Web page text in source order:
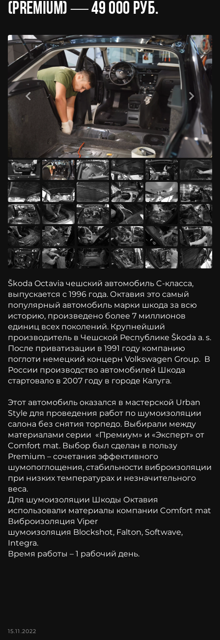
(PREMIUM) — 49 000 руб.
Škoda Octavia чешский автомобиль C-класса,
выпускается с 1996 года. Октавия это самый
популярный автомобиль марки шкода за всю
историю, произведено более 7 миллионов
единиц всех поколений. Крупнейший
производитель в Чешской Республике Škoda a. s.
После приватизации в 1991 году компанию
поглоти немецкий концерн Volkswagen Group. В
России производство автомобилей Шкода
стартовало в 2007 году в городе Калуга.
Этот автомобиль оказался в мастерской Urban
Style для проведения работ по шумоизоляции
салона без снятия торпедо. Выбирали между
материалами серии «Премиум» и «Эксперт» от
Comfort mat. Выбор был сделан в пользу
Premium – сочетания эффективного
шумопоглощения, стабильности виброизоляции
при низких температурах и незначительного
веса.
Для шумоизоляции Шкоды Октавия
использовали материалы компании Comfort mat
Виброизоляция Viper
шумоизоляция Blockshot, Falton, Softwave,
Integra.
Время работы – 1 рабочий день.
15.11.2022